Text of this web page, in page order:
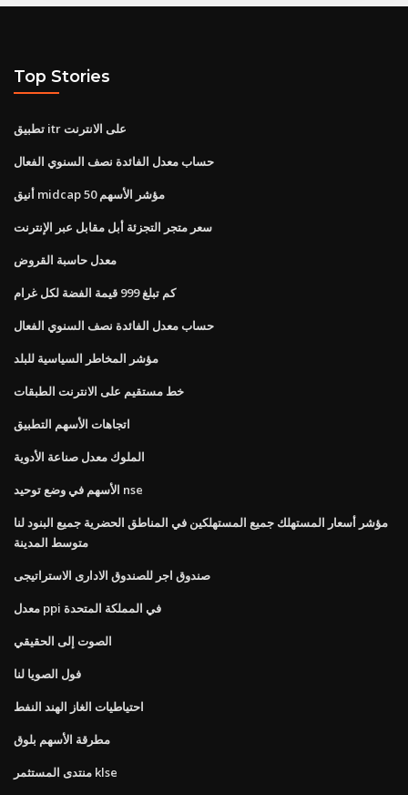
Top Stories
تطبيق itr على الانترنت
حساب معدل الفائدة نصف السنوي الفعال
أنيق midcap 50 مؤشر الأسهم
سعر متجر التجزئة أبل مقابل عبر الإنترنت
معدل حاسبة القروض
كم تبلغ 999 قيمة الفضة لكل غرام
حساب معدل الفائدة نصف السنوي الفعال
مؤشر المخاطر السياسية للبلد
خط مستقيم على الانترنت الطبقات
اتجاهات الأسهم التطبيق
الملوك معدل صناعة الأدوية
الأسهم في وضع توحيد nse
مؤشر أسعار المستهلك جميع المستهلكين في المناطق الحضرية جميع البنود لنا
متوسط ​​المدينة
صندوق اجر للصندوق الادارى الاستراتيجى
معدل ppi في المملكة المتحدة
الصوت إلى الحقيقي
فول الصويا لنا
احتياطيات الغاز الهند النفط
مطرقة الأسهم بلوق
منتدى المستثمر klse